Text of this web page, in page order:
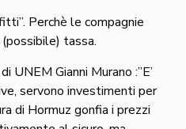
Perchè le compagnie
tassa.
UNEM Gianni Murano :”E’
servono investimenti per
di Hormuz gonfia i prezzi